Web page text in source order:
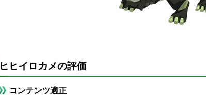
ヒヒイロカメの評価
コンテンツ適正